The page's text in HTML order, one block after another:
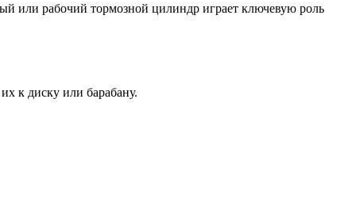
или рабочий тормозной цилиндр играет ключевую роль
к диску или барабану.